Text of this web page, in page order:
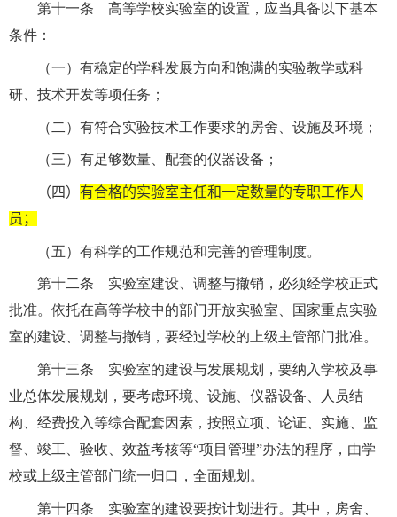
第十一条 高等学校实验室的设置，应当具备以下基本
条件：
（一）有稳定的学科发展方向和饱满的实验教学或科
研、技术开发等项任务；
（二）有符合实验技术工作要求的房舍、设施及环境；
（三）有足够数量、配套的仪器设备；
（四） 有合格的实验室主任和一定数量的专职工作人
员；
（五）有科学的工作规范和完善的管理制度。
第十二条 实验室建设、调整与撤销，必须经学校正式
批准。依托在高等学校中的部门开放实验室、国家重点实验
室的建设、调整与撤销，要经过学校的上级主管部门批准。
第十三条 实验室的建设与发展规划，要纳入学校及事
业总体发展规划，要考虑环境、设施、仪器设备、人员结
构、经费投入等综合配套因素，按照立项、论证、实施、监
督、竣工、验收、效益考核等“项目管理”办法的程序，由学
校或上级主管部门统一归口，全面规划。
第十四条 实验室的建设要按计划进行。其中，房舍、